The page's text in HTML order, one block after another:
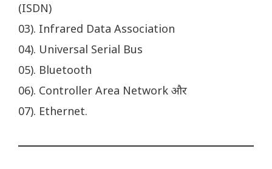
(ISDN)
03). Infrared Data Association
04). Universal Serial Bus
05). Bluetooth
06). Controller Area Network और
07). Ethernet.